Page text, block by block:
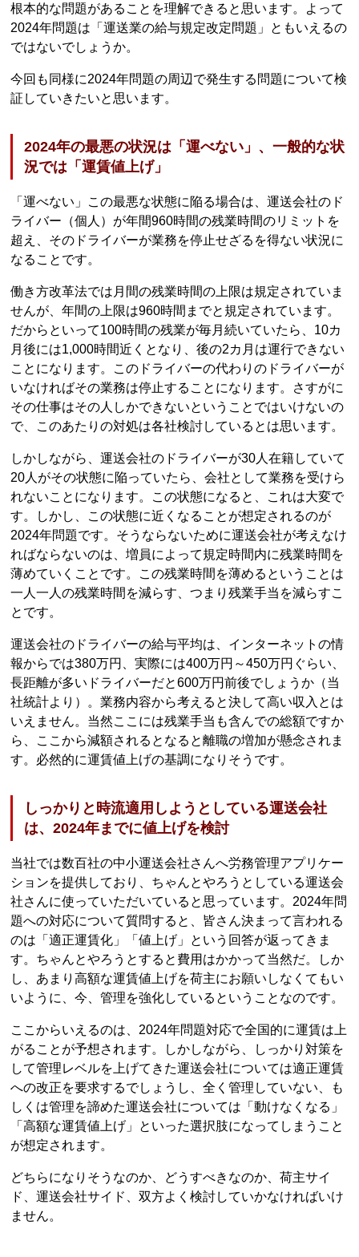
根本的な問題があることを理解できると思います。よって
2024年問題は「運送業の給与規定改定問題」ともいえるの
ではないでしょうか。
今回も同様に2024年問題の周辺で発生する問題について検
証していきたいと思います。
2024年の最悪の状況は「運べない」、一般的な状
況では「運賃値上げ」
「運べない」この最悪な状態に陥る場合は、運送会社のド
ライバー（個人）が年間960時間の残業時間のリミットを
超え、そのドライバーが業務を停止せざるを得ない状況に
なることです。
働き方改革法では月間の残業時間の上限は規定されていま
せんが、年間の上限は960時間までと規定されています。
だからといって100時間の残業が毎月続いていたら、10カ
月後には1,000時間近くとなり、後の2カ月は運行できない
ことになります。このドライバーの代わりのドライバーが
いなければその業務は停止することになります。さすがに
その仕事はその人しかできないということではいけないの
で、このあたりの対処は各社検討しているとは思います。
しかしながら、運送会社のドライバーが30人在籍していて
20人がその状態に陥っていたら、会社として業務を受けら
れないことになります。この状態になると、これは大変で
す。しかし、この状態に近くなることが想定されるのが
2024年問題です。そうならないために運送会社が考えなけ
ればならないのは、増員によって規定時間内に残業時間を
薄めていくことです。この残業時間を薄めるということは
一人一人の残業時間を減らす、つまり残業手当を減らすこ
とです。
運送会社のドライバーの給与平均は、インターネットの情
報からでは380万円、実際には400万円～450万円ぐらい、
長距離が多いドライバーだと600万円前後でしょうか（当
社統計より）。業務内容から考えると決して高い収入とは
いえません。当然ここには残業手当も含んでの総額ですか
ら、ここから減額されるとなると離職の増加が懸念されま
す。必然的に運賃値上げの基調になりそうです。
しっかりと時流適用しようとしている運送会社
は、2024年までに値上げを検討
当社では数百社の中小運送会社さんへ労務管理アプリケー
ションを提供しており、ちゃんとやろうとしている運送会
社さんに使っていただいていると思っています。2024年問
題への対応について質問すると、皆さん決まって言われる
のは「適正運賃化」「値上げ」という回答が返ってきま
す。ちゃんとやろうとすると費用はかかって当然だ。しか
し、あまり高額な運賃値上げを荷主にお願いしなくてもい
いように、今、管理を強化しているということなのです。
ここからいえるのは、2024年問題対応で全国的に運賃は上
がることが予想されます。しかしながら、しっかり対策を
して管理レベルを上げてきた運送会社については適正運賃
への改正を要求するでしょうし、全く管理していない、も
しくは管理を諦めた運送会社については「動けなくなる」
「高額な運賃値上げ」といった選択肢になってしまうこと
が想定されます。
どちらになりそうなのか、どうすべきなのか、荷主サイ
ド、運送会社サイド、双方よく検討していかなければいけ
ません。